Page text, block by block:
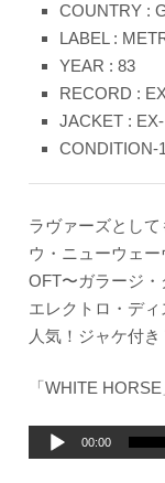
COUNTRY :
LABEL :
YEAR : 83
RECORD :
JACKET : EX-
CONDITION-
ラヴァーズとし
ウ・ニューウェ
OFT〜ガラージ・
エレクトロ・デ
人気！ジャケ付
「WHITE
00:00